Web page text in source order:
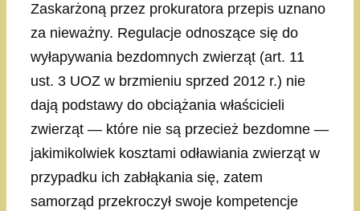
Zaskarżoną przez prokuratora przepis uznano
za nieważny. Regulacje odnoszące się do
wyłapywania bezdomnych zwierząt (art. 11
ust. 3 UOZ w brzmieniu sprzed 2012 r.) nie
dają podstawy do obciążania właścicieli
zwierząt — które nie są przecież bezdomne —
jakimikolwiek kosztami odławiania zwierząt w
przypadku ich zabłąkania się, zatem
samorząd przekroczył swoje kompetencje